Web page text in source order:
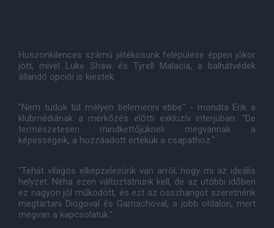
Huszonkilences számú játékosunk felépülése éppen jókor
jött, mivel Luke Shaw és Tyrell Malacia, a balhátvédek
állandó opciói is kiestek.
"Nem tudok túl mélyen belemenni ebbe" - mondta Erik a
klubmédiának a mérkőzés előtti exkluzív interjúban. "De
természetesen mindkettőjüknek megvannak a
képességeik, a hozzáadott értékük a csapathoz."
"Tehát világos elképzelésünk van arról, hogy mi az ideális
helyzet. Néha ezen változtatnunk kell, de az utóbbi időben
ez nagyon jól működött, és ezt az összhangot szeretnénk
megtartani Diogoval és Garnachoval, a jobb oldalon, mert
megvan a kapcsolatuk."